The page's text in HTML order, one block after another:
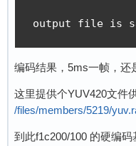
output file is
编码结果，5ms一帧，还
这里提供个YUV420文件
/files/members/5219/
到此f1c200/100 的硬编